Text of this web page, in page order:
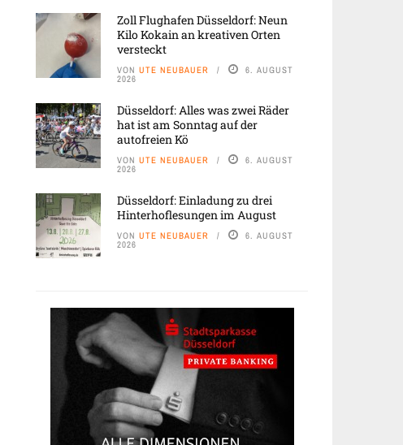
Zoll Flughafen Düsseldorf: Neun
Kilo Kokain an kreativen Orten
versteckt
VON UTE NEUBAUER 6. AUGUST
2026
Düsseldorf: Alles was zwei Räder
hat ist am Sonntag auf der
autofreien Kö
VON UTE NEUBAUER 6. AUGUST
2026
Düsseldorf: Einladung zu drei
Hinterhoflesungen im August
VON UTE NEUBAUER 6. AUGUST
2026